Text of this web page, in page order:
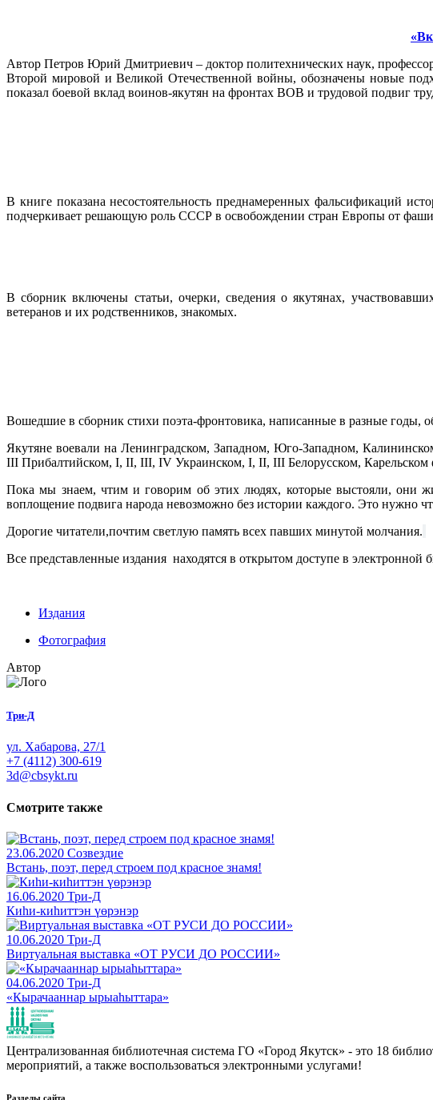
Автор Петров Юрий Дмитриевич – доктор политехнических наук,
Второй мировой и Великой Отечественной войны, обозначены новые
показал боевой вклад воинов-якутян на фронтах ВОВ и трудовой подвиг
В книге показана несостоятельность преднамеренных фальсификаций
подчеркивает решающую роль СССР в освобождении стран Европы от
В сборник включены статьи, очерки, сведения о якутянах,
ветеранов и их родственников, знакомых.
Вошедшие в сборник стихи поэта-фронтовика, написанные в разные годы,
Якутяне воевали на Ленинградском, Западном, Юго-Западном,
III Прибалтийском, I, II, III, IV Украинском, I, II, III Белорусском,
Пока мы знаем, чтим и говорим об этих людях, которые выстояли, они
воплощение подвига народа невозможно без истории каждого. Это нужно
Дорогие читатели,почтим светлую память всех павших минутой молчания.
Все представленные издания находятся в открытом доступе в
Издания
Фотография
Автор
Три-Д
ул. Хабарова, 27/1
+7 (4112) 300-619
3d@cbsykt.ru
Смотрите также
23.06.2020 Созвездие
Встань, поэт, перед строем под красное знамя!
16.06.2020 Три-Д
Киһи-киһиттэн үөрэнэр
10.06.2020 Три-Д
Виртуальная выставка «ОТ РУСИ ДО РОССИИ»
04.06.2020 Три-Д
«Кырачааннар ырыаһыттара»
Централизованная библиотечная система ГО «Город Якутск» - это 18
мероприятий, а также воспользоваться электронными услугами!
Разделы сайта